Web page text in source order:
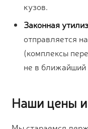
кузов.
Законная
отправляется
(комплексы
не в ближайший
Наши цены